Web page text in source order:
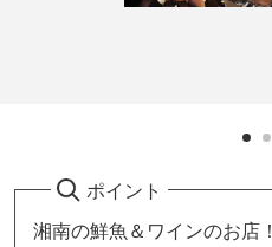
ポイント
湘南の鮮魚＆ワインのお店！